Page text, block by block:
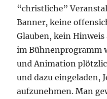
“christliche”
Banner, keine
Glauben, kein
im Bühnenprogramm
und Animation
und dazu eingeladen,
aufzunehmen. Man